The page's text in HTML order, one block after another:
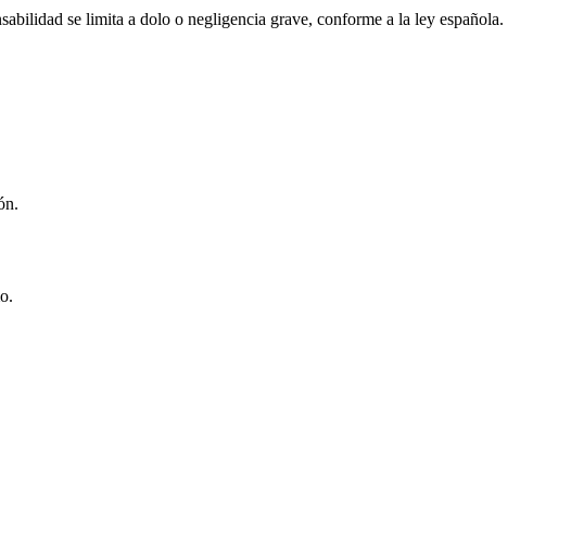
se limita a dolo o negligencia grave, conforme a la ley española.